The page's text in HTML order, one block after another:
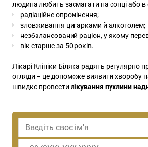
людина любить засмагати на сонці або в
радіаційне опромінення;
зловживання цигарками й алкоголем;
незбалансований раціон, у якому
вік старше за 50 років.
Лікарі Клініки Біляка радять регулярно
огляди – це допоможе виявити хворобу на
швидко провести лікування пухлини